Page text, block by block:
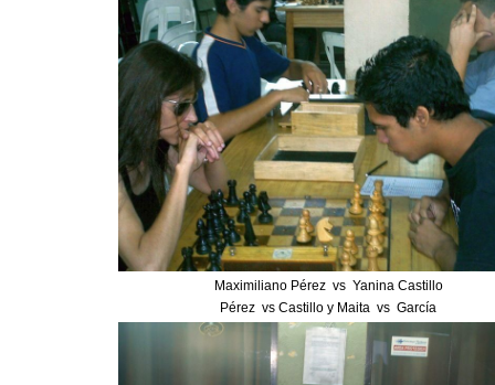
Maximiliano Pérez vs Yanina Castillo
Pérez vs Castillo y Maita vs García